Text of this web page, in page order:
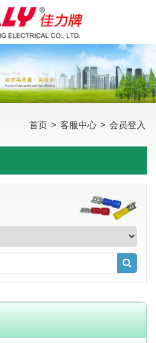
首页 > 客服中心 > 会员登入